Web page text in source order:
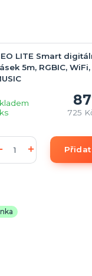
LITE Smart
5m, RGBIC, WiFi,
725